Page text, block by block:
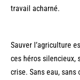
travail acharné.
Sauver l’agriculture
ces héros silencieux,
crise. Sans eau,